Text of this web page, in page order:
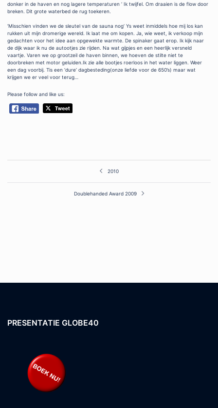
donker in de haven en nog lagere temperaturen ‘ Ik twijfel. Om draaien is de flow door
breken. Dit grote waterbed de rug toekeren.
‘Misschien vinden we de sleutel van de sauna nog’ Ys weet inmiddels hoe mij los kan
rukken uit mijn dromerige wereld. Ik laat me om kopen. Ja, wie weet, ik verkoop mijn
gedachten voor het idee aan opgewekte warmte. De spinaker gaat erop. Ik kijk naar
de dijk waar ik nu de autootjes zie rijden. Na wat gijpjes en een heerlijk versneld
vaartje. Varen we op grootzeil de haven binnen, we hoeven de stilte niet te
doorbreken met motor geluiden.Ik zie alle bootjes roerloos in het water liggen. Weer
een dag voorbij. Tis een ‘dure’ dagbesteding(onze liefde voor de 650’s) maar wat
krijgen we er veel voor terug…
Please follow and like us:
navigation
2010
Doublehanded Award 2009
PRESENTATIE GLOBE40